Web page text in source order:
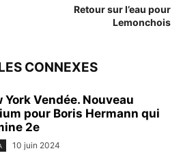
Retour sur l’eau pour
Lemonchois
CONNEXES
York Vendée. Nouveau
pour Boris Hermann qui
2e
10 juin 2024